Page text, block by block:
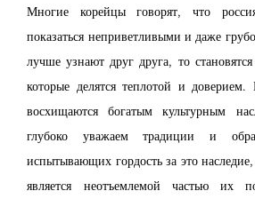
Многие корейцы говорят, что
показаться неприветливыми и даже
лучше узнают друг друга, то
которые делятся теплотой и
восхищаются богатым культурным
глубоко уважаем традиции и
испытывающих гордость за это
является неотъемлемой частью их